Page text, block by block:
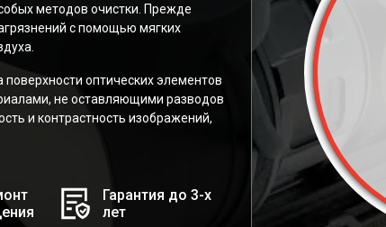
методов очистки. Прежде
с помощью мягких
оптических элементов
не оставляющими разводов
и контрастность изображений,
Гарантия до 3-х
лет